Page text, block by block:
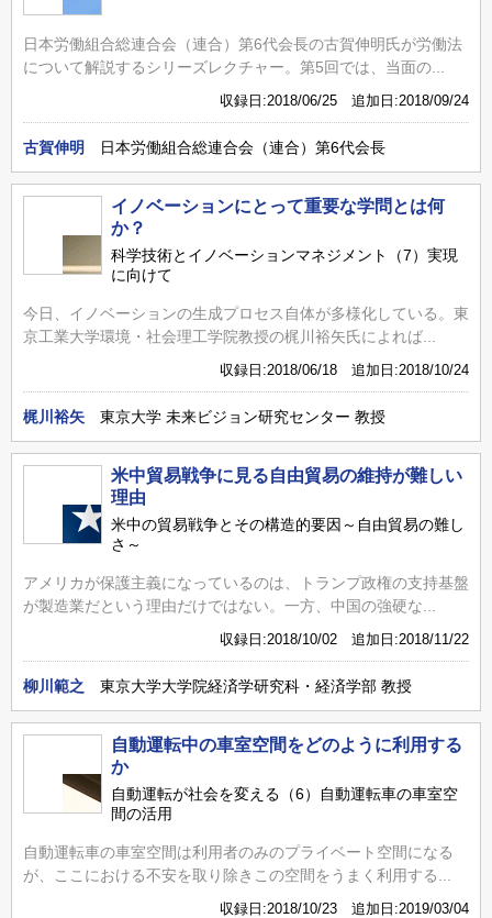
日本労働組合総連合会（連合）第6代会長の古賀伸明氏が労働法
について解説するシリーズレクチャー。第5回では、当面の...
収録日:2018/06/25 追加日:2018/09/24
古賀伸明 日本労働組合総連合会（連合）第6代会長
イノベーションにとって重要な学問とは何
か？
科学技術とイノベーションマネジメント（7）実現
に向けて
今日、イノベーションの生成プロセス自体が多様化している。東
京工業大学環境・社会理工学院教授の梶川裕矢氏によれば...
収録日:2018/06/18 追加日:2018/10/24
梶川裕矢 東京大学 未来ビジョン研究センター 教授
米中貿易戦争に見る自由貿易の維持が難しい
理由
米中の貿易戦争とその構造的要因～自由貿易の難し
さ～
アメリカが保護主義になっているのは、トランプ政権の支持基盤
が製造業だという理由だけではない。一方、中国の強硬な...
収録日:2018/10/02 追加日:2018/11/22
柳川範之 東京大学大学院経済学研究科・経済学部 教授
自動運転中の車室空間をどのように利用する
か
自動運転が社会を変える（6）自動運転車の車室空
間の活用
自動運転車の車室空間は利用者のみのプライベート空間になる
が、ここにおける不安を取り除きこの空間をうまく利用する...
収録日:2018/10/23 追加日:2019/03/04